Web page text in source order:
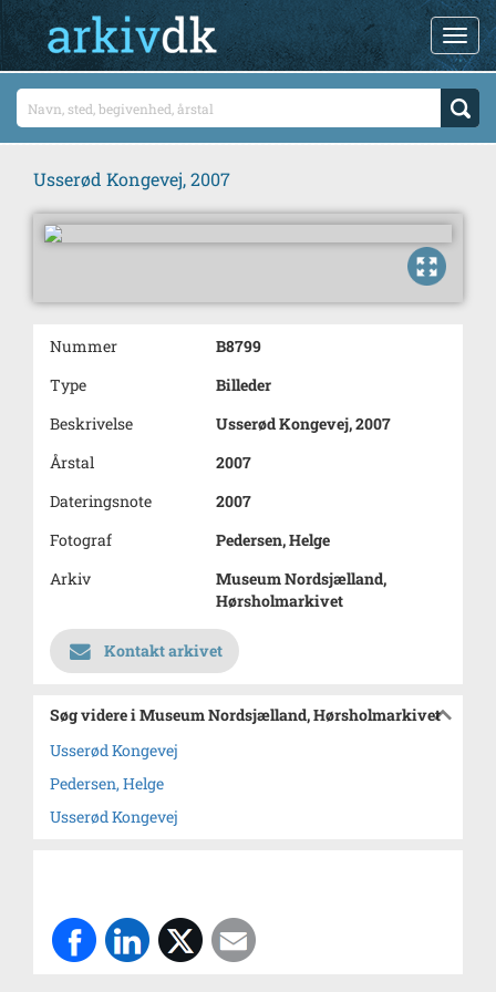
Usserød Kongevej, 2007
Nummer
B8799
Type
Billeder
Beskrivelse
Usserød Kongevej, 2007
Årstal
2007
Dateringsnote
2007
Fotograf
Pedersen, Helge
Arkiv
Museum Nordsjælland,
Hørsholmarkivet
Kontakt arkivet
Søg videre i Museum Nordsjælland, Hørsholmarkivet
Usserød Kongevej
Pedersen, Helge
Usserød Kongevej